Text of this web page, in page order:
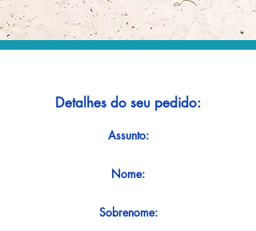
Detalhes do seu pedido:
Assunto:
Nome:
Sobrenome: